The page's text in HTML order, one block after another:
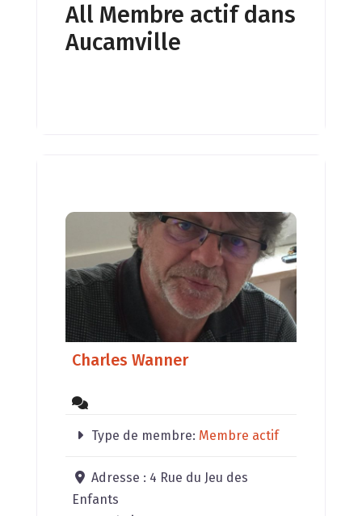
All Membre actif dans
Aucamville
Charles Wanner
Type de membre: Membre actif
Adresse : 4 Rue du Jeu des
Enfants